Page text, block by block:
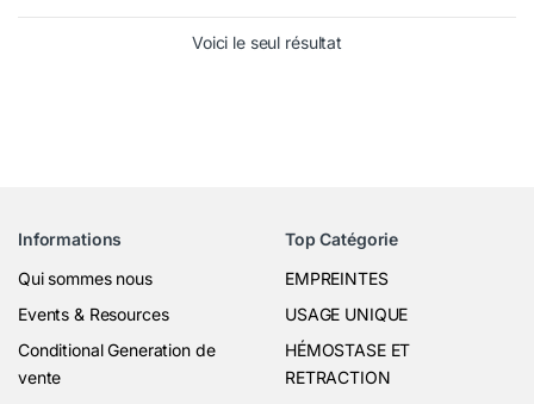
Voici le seul résultat
Informations
Qui sommes nous
Events & Resources
Conditional Generation de
vente
Top Catégorie
EMPREINTES
USAGE UNIQUE
HÉMOSTASE ET
RETRACTION